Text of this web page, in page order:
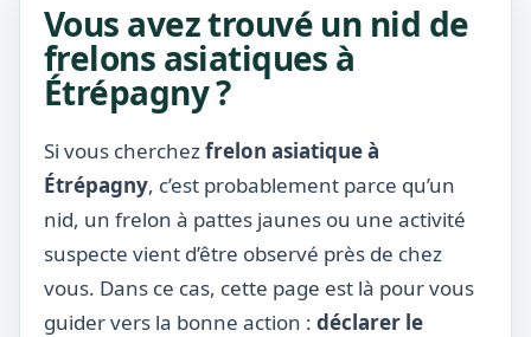
Vous avez trouvé un nid de
frelons asiatiques à
Étrépagny ?
Si vous cherchezfrelon asiatique à
Étrépagny, c’est probablement parce qu’un
nid, un frelon à pattes jaunes ou une activité
suspecte vient d’être observé près de chez
vous. Dans ce cas, cette page est là pour vous
guider vers la bonne action : déclarer le